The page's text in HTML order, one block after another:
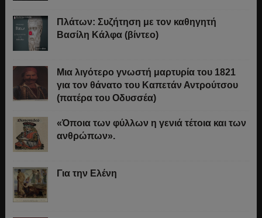
Πλάτων: Συζήτηση με τον καθηγητή
Βασίλη Κάλφα (βίντεο)
Μια λιγότερο γνωστή μαρτυρία του 1821
για τον θάνατο του Καπετάν Αντρούτσου
(πατέρα του Οδυσσέα)
«Όποια των φύλλων η γενιά τέτοια και των
ανθρώπων».
Για την Ελένη